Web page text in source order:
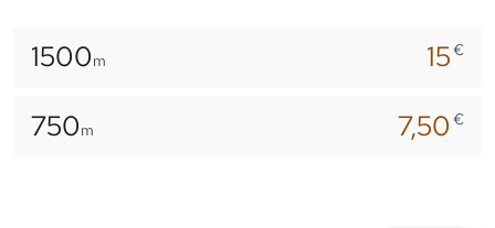
1500m 15€
750m 7,50€